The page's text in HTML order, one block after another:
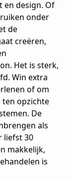
en design. Of
onder
de
creëren,
Het is sterk,
Win extra
of om
ten opzichte
De
als
liefst 30
makkelijk,
is